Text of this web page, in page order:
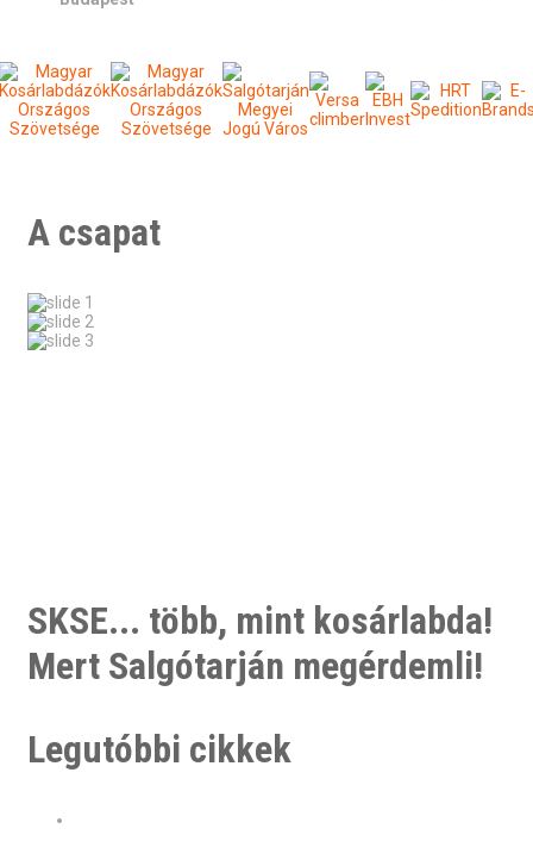
A csapat
SKSE... több, mint kosárlabda!
Mert Salgótarján megérdemli!
Legutóbbi cikkek